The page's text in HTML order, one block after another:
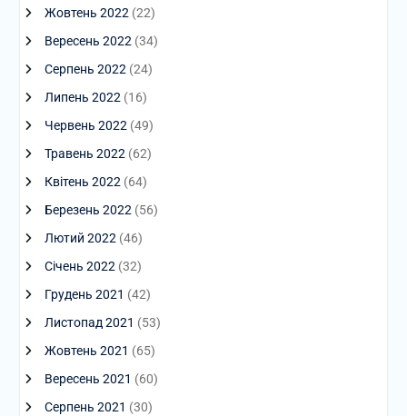
Жовтень 2022 (22)
Вересень 2022 (34)
Серпень 2022 (24)
Липень 2022 (16)
Червень 2022 (49)
Травень 2022 (62)
Квітень 2022 (64)
Березень 2022 (56)
Лютий 2022 (46)
Січень 2022 (32)
Грудень 2021 (42)
Листопад 2021 (53)
Жовтень 2021 (65)
Вересень 2021 (60)
Серпень 2021 (30)